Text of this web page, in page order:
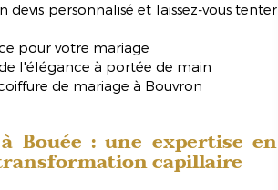
personnalisé et laissez-vous tenter
pour votre mariage
l'élégance à portée de main
de mariage à Bouvron
Bouée : une expertise en
capillaire